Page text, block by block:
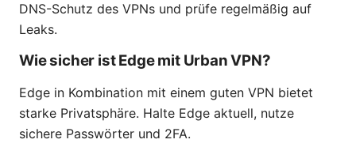
DNS-Schutz des VPNs und prüfe regelmäßig auf
Leaks.
Wie sicher ist Edge mit Urban VPN?
Edge in Kombination mit einem guten VPN bietet
starke Privatsphäre. Halte Edge aktuell, nutze
sichere Passwörter und 2FA.